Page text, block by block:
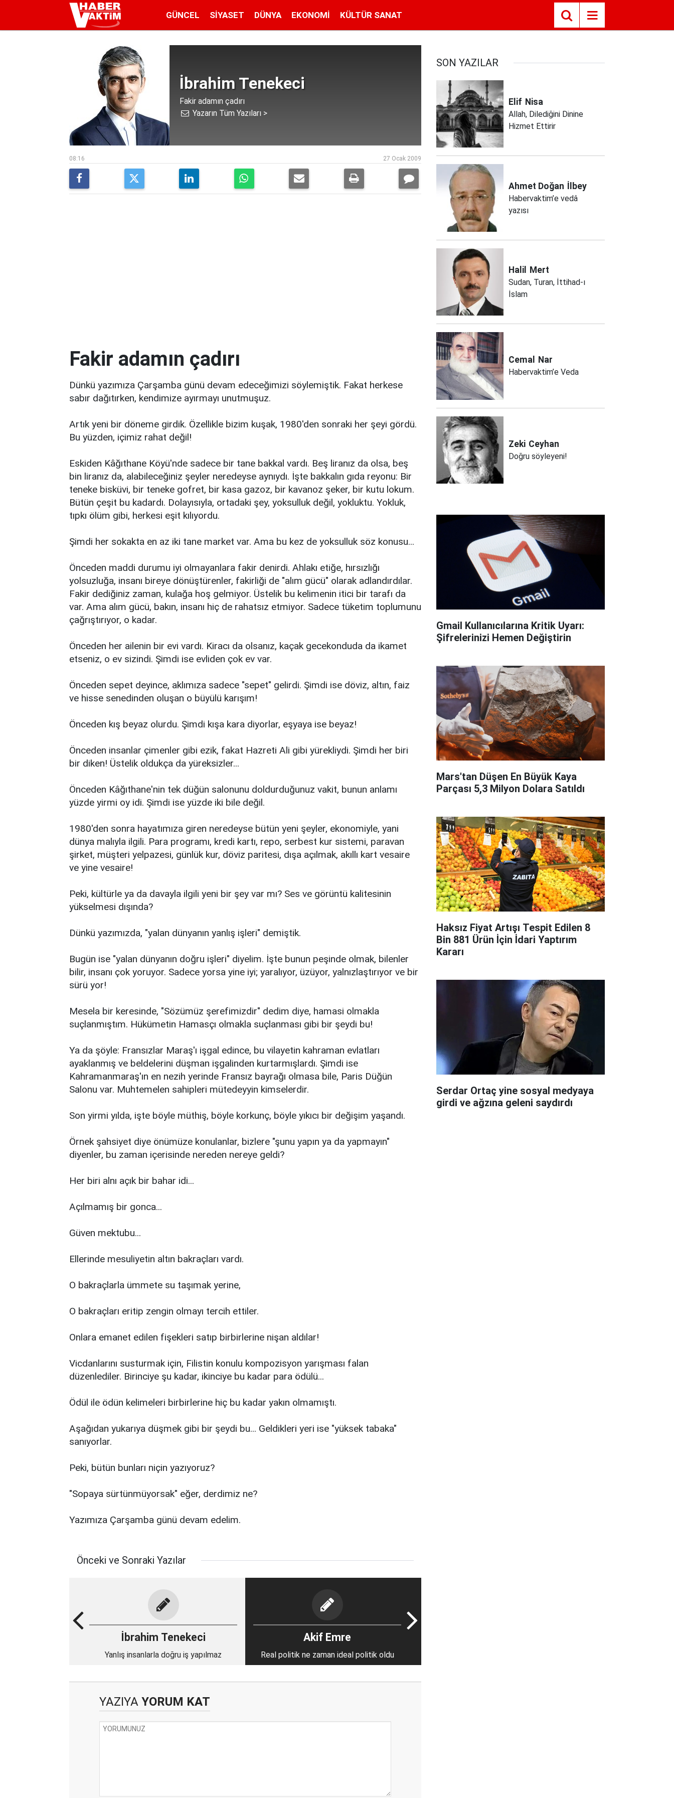
GÜNCEL SIYASET DÜNYA EKONOMI KÜLTÜR SANAT
İbrahim Tenekeci
Fakir adamın çadırı
Yazarın Tüm Yazıları >
08:16 27 Ocak 2009
Fakir adamın çadırı
Dünkü yazımıza Çarşamba günü devam edeceğimizi söylemiştik. Fakat herkese
sabır dağıtırken, kendimize ayırmayı unutmuşuz.
Artık yeni bir döneme girdik. Özellikle bizim kuşak, 1980'den sonraki her şeyi gördü.
Bu yüzden, içimiz rahat değil!
Eskiden Kâğıthane Köyü'nde sadece bir tane bakkal vardı. Beş liranız da olsa, beş
bin liranız da, alabileceğiniz şeyler neredeyse aynıydı. İşte bakkalın gıda reyonu: Bir
teneke bisküvi, bir teneke gofret, bir kasa gazoz, bir kavanoz şeker, bir kutu lokum.
Bütün çeşit bu kadardı. Dolayısıyla, ortadaki şey, yoksulluk değil, yokluktu. Yokluk,
tıpkı ölüm gibi, herkesi eşit kılıyordu.
Şimdi her sokakta en az iki tane market var. Ama bu kez de yoksulluk söz konusu...
Önceden maddi durumu iyi olmayanlara fakir denirdi. Ahlakı etiğe, hırsızlığı
yolsuzluğa, insanı bireye dönüştürenler, fakirliği de "alım gücü" olarak adlandırdılar.
Fakir dediğiniz zaman, kulağa hoş gelmiyor. Üstelik bu kelimenin itici bir tarafı da
var. Ama alım gücü, bakın, insanı hiç de rahatsız etmiyor. Sadece tüketim toplumunu
çağrıştırıyor, o kadar.
Önceden her ailenin bir evi vardı. Kiracı da olsanız, kaçak gecekonduda da ikamet
etseniz, o ev sizindi. Şimdi ise evliden çok ev var.
Önceden sepet deyince, aklımıza sadece "sepet" gelirdi. Şimdi ise döviz, altın, faiz
ve hisse senedinden oluşan o büyülü karışım!
Önceden kış beyaz olurdu. Şimdi kışa kara diyorlar, eşyaya ise beyaz!
Önceden insanlar çimenler gibi ezik, fakat Hazreti Ali gibi yürekliydi. Şimdi her biri
bir diken! Üstelik oldukça da yüreksizler...
Önceden Kâğıthane'nin tek düğün salonunu doldurduğunuz vakit, bunun anlamı
yüzde yirmi oy idi. Şimdi ise yüzde iki bile değil.
1980'den sonra hayatımıza giren neredeyse bütün yeni şeyler, ekonomiyle, yani
dünya malıyla ilgili. Para programı, kredi kartı, repo, serbest kur sistemi, paravan
şirket, müşteri yelpazesi, günlük kur, döviz paritesi, dışa açılmak, akıllı kart vesaire
ve yine vesaire!
Peki, kültürle ya da davayla ilgili yeni bir şey var mı? Ses ve görüntü kalitesinin
yükselmesi dışında?
Dünkü yazımızda, "yalan dünyanın yanlış işleri" demiştik.
Bugün ise "yalan dünyanın doğru işleri" diyelim. İşte bunun peşinde olmak, bilenler
bilir, insanı çok yoruyor. Sadece yorsa yine iyi; yaralıyor, üzüyor, yalnızlaştırıyor ve bir
sürü yor!
Mesela bir keresinde, "Sözümüz şerefimizdir" dedim diye, hamasi olmakla
suçlanmıştım. Hükümetin Hamasçı olmakla suçlanması gibi bir şeydi bu!
Ya da şöyle: Fransızlar Maraş'ı işgal edince, bu vilayetin kahraman evlatları
ayaklanmış ve beldelerini düşman işgalinden kurtarmışlardı. Şimdi ise
Kahramanmaraş'ın en nezih yerinde Fransız bayrağı olmasa bile, Paris Düğün
Salonu var. Muhtemelen sahipleri mütedeyyin kimselerdir.
Son yirmi yılda, işte böyle müthiş, böyle korkunç, böyle yıkıcı bir değişim yaşandı.
Örnek şahsiyet diye önümüze konulanlar, bizlere "şunu yapın ya da yapmayın"
diyenler, bu zaman içerisinde nereden nereye geldi?
Her biri alnı açık bir bahar idi...
Açılmamış bir gonca...
Güven mektubu...
Ellerinde mesuliyetin altın bakraçları vardı.
O bakraçlarla ümmete su taşımak yerine,
O bakraçları eritip zengin olmayı tercih ettiler.
Onlara emanet edilen fişekleri satıp birbirlerine nişan aldılar!
Vicdanlarını susturmak için, Filistin konulu kompozisyon yarışması falan
düzenlediler. Birinciye şu kadar, ikinciye bu kadar para ödülü...
Ödül ile ödün kelimeleri birbirlerine hiç bu kadar yakın olmamıştı.
Aşağıdan yukarıya düşmek gibi bir şeydi bu... Geldikleri yeri ise "yüksek tabaka"
sanıyorlar.
Peki, bütün bunları niçin yazıyoruz?
"Sopaya sürtünmüyorsak" eğer, derdimiz ne?
Yazımıza Çarşamba günü devam edelim.
Önceki ve Sonraki Yazılar
İbrahim Tenekeci
Yanlış insanlarla doğru iş yapılmaz
Akif Emre
Real politik ne zaman ideal politik oldu
YAZIYA YORUM KAT
SON YAZILAR
Elif Nisa
Allah, Dilediğini Dinine
Hizmet Ettirir
Ahmet Doğan İlbey
Habervaktim’e vedâ
yazısı
Halil Mert
Sudan, Turan, İttihad-ı
İslam
Cemal Nar
Habervaktim’e Veda
Zeki Ceyhan
Doğru söyleyeni!
Gmail Kullanıcılarına Kritik Uyarı:
Şifrelerinizi Hemen Değiştirin
Mars'tan Düşen En Büyük Kaya
Parçası 5,3 Milyon Dolara Satıldı
Haksız Fiyat Artışı Tespit Edilen 8
Bin 881 Ürün İçin İdari Yaptırım
Kararı
Serdar Ortaç yine sosyal medyaya
girdi ve ağzına geleni saydırdı